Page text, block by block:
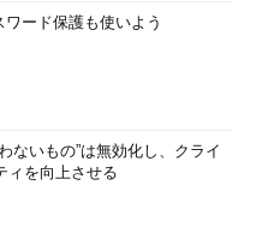
ード保護も使いよう
ないもの”は無効化し、クライ
ィを向上させる